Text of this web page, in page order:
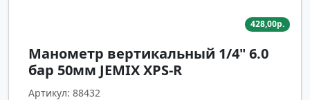
428,00р.
Манометр вертикальный 1/4" 6.0
бар 50мм JEMIX XPS-R
Артикул: 88432